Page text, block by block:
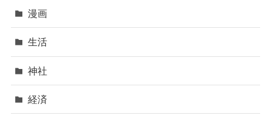
漫画
生活
神社
経済